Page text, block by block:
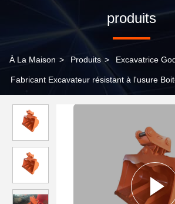
produits
À La Maison > Produits > Excavatrice
Fabricant Excavateur résistant à l'usure